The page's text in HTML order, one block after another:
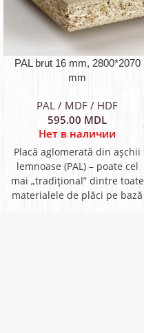
PAL brut 16 mm, 2800*2070
mm
PAL / MDF / HDF
595.00 MDL
Нет в наличии
Placă aglomerată din aşchii
lemnoase (PAL) – poate cel
mai „tradițional” dintre toate
materialele de plăci pe bază